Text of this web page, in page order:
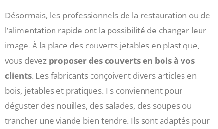
Désormais, les professionnels de la restauration ou de
l’alimentation rapide ont la possibilité de changer leur
image. À la place des couverts jetables en plastique,
vous devez proposer des couverts en bois à vos
clients. Les fabricants conçoivent divers articles en
bois, jetables et pratiques. Ils conviennent pour
déguster des nouilles, des salades, des soupes ou
trancher une viande bien tendre. Ils sont adaptés pour